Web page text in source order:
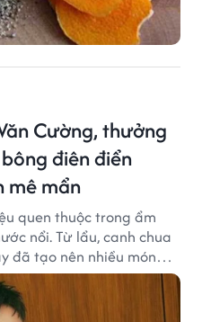
Cường, thưởng
điên điển
mê mẩn
quen thuộc trong ẩm
nổi. Từ lẩu, canh chua
đã tạo nên nhiều món